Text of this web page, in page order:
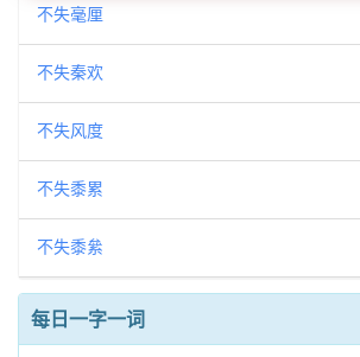
不失毫厘
不失秦欢
不失风度
不失黍累
不失黍絫
每日一字一词